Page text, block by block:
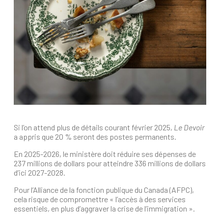
Si l’on attend plus de détails courant février 2025, Le Devoir
a appris que 20 % seront des postes permanents.
En 2025-2026, le ministère doit réduire ses dépenses de
237 millions de dollars pour atteindre 336 millions de dollars
d’ici 2027-2028.
Pour l’Alliance de la fonction publique du Canada (AFPC),
cela risque de compromettre « l’accès à des services
essentiels, en plus d’aggraver la crise de l’immigration ».